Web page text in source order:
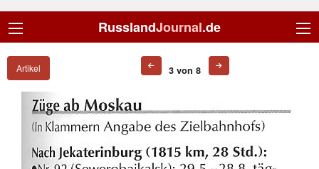
RusslandJournal.de
Artikel 3 von 8